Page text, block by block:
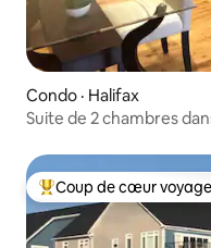
Condo · Halifax
Suite de 2 chambres
Coup de cœur
Coup de cœur